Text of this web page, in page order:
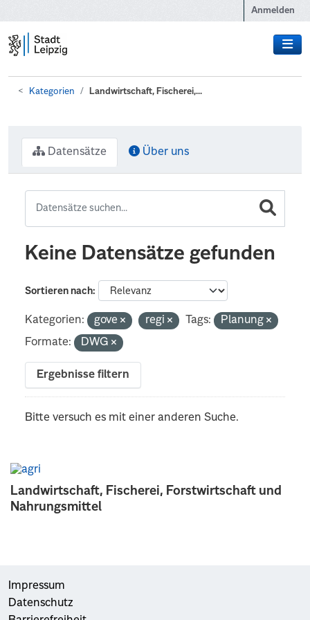
Anmelden
Kategorien Landwirtschaft, Fischerei,...
Landwirtschaft, Fischerei, Forstwirtschaft und
Nahrungsmittel
Datensätze Über uns
Keine Datensätze gefunden
Sortieren nach
Kategorien: gove regi Tags:
Planung
Formate:
DWG
Ergebnisse filtern
Bitte versuch es mit einer anderen Suche.
Impressum
Datenschutz